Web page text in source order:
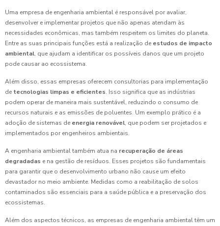
Uma empresa de engenharia ambiental é responsável por avaliar,
desenvolver e implementar projetos que não apenas atendam às
necessidades econômicas, mas também respeitem os limites do planeta.
Entre as suas principais funções está a realização de estudos de impacto
ambiental, que ajudam a identificar os possíveis danos que um projeto
pode causar ao ecossistema.
Além disso, essas empresas oferecem consultorias para implementação
de tecnologias limpas e eficientes. Isso significa que as indústrias
podem operar de maneira mais sustentável, reduzindo o consumo de
recursos naturais e as emissões de poluentes. Um exemplo prático é a
adoção de sistemas de energia renovável, que podem ser projetados e
implementados por engenheiros ambientais.
A engenharia ambiental também atua na recuperação de áreas
degradadas e na gestão de resíduos. Esses projetos são fundamentais
para garantir que o desenvolvimento urbano não cause um efeito
devastador no meio ambiente. Medidas como a reabilitação de solos
contaminados são essenciais para a saúde pública e a preservação dos
ecossistemas.
Além dos aspectos técnicos, as empresas de engenharia ambiental têm um